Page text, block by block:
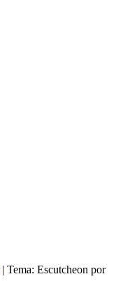
Tema: Escutcheon por